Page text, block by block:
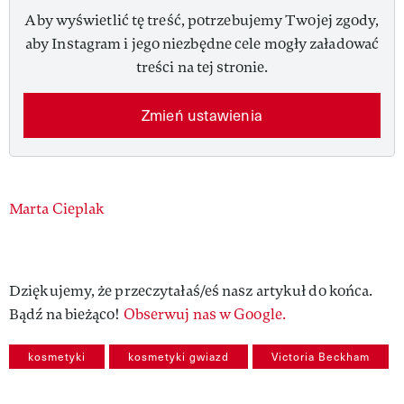
Aby wyświetlić tę treść, potrzebujemy Twojej zgody,
aby Instagram i jego niezbędne cele mogły załadować
treści na tej stronie.
Zmień ustawienia
Authors
Marta Cieplak
Dziękujemy, że przeczytałaś/eś nasz artykuł do końca.
Bądź na bieżąco! Obserwuj nas w Google.
kosmetyki kosmetyki gwiazd Victoria Beckham